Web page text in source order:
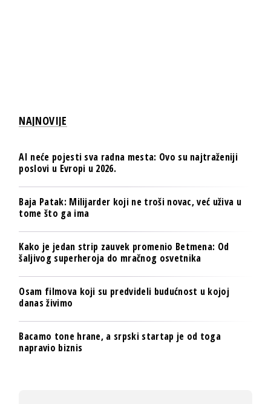
NAJNOVIJE
AI neće pojesti sva radna mesta: Ovo su najtraženiji
poslovi u Evropi u 2026.
Baja Patak: Milijarder koji ne troši novac, već uživa u
tome što ga ima
Kako je jedan strip zauvek promenio Betmena: Od
šaljivog superheroja do mračnog osvetnika
Osam filmova koji su predvideli budućnost u kojoj
danas živimo
Bacamo tone hrane, a srpski startap je od toga
napravio biznis